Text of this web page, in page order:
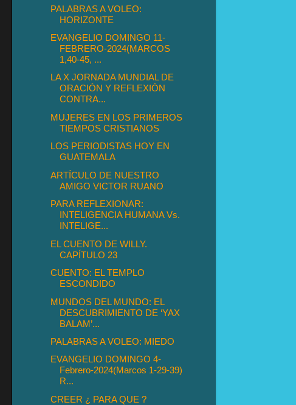
PALABRAS A VOLEO:
HORIZONTE
EVANGELIO DOMINGO 11-
FEBRERO-2024(MARCOS
1,40-45, ...
LA X JORNADA MUNDIAL DE
ORACIÓN Y REFLEXIÓN
CONTRA...
MUJERES EN LOS PRIMEROS
TIEMPOS CRISTIANOS
LOS PERIODISTAS HOY EN
GUATEMALA
ARTÍCULO DE NUESTRO
AMIGO VICTOR RUANO
PARA REFLEXIONAR:
INTELIGENCIA HUMANA Vs.
INTELIGE...
EL CUENTO DE WILLY.
CAPÍTULO 23
CUENTO: EL TEMPLO
ESCONDIDO
MUNDOS DEL MUNDO: EL
DESCUBRIMIENTO DE ‘YAX
BALAM’...
PALABRAS A VOLEO: MIEDO
EVANGELIO DOMINGO 4-
Febrero-2024(Marcos 1-29-39)
R...
CREER ¿ PARA QUE ?